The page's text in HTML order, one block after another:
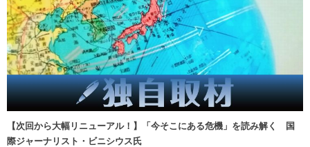
【次回から大幅リニューアル！】「今そこにある危機」を読み解く 国
際ジャーナリスト・ビニシウス氏